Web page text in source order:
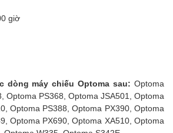
giờ
dòng máy chiếu Optoma sau: Optoma
Optoma PS368, Optoma JSA501, Optoma
Optoma PS388, Optoma PX390, Optoma
Optoma PX690, Optoma XA510, Optoma